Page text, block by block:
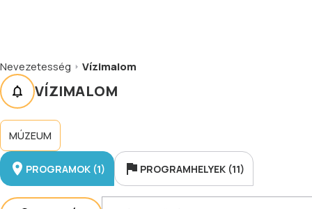
Nevezetesség Vízimalom
VÍZIMALOM
MÚZEUM
PROGRAMOK (1) PROGRAMHELYEK (11)